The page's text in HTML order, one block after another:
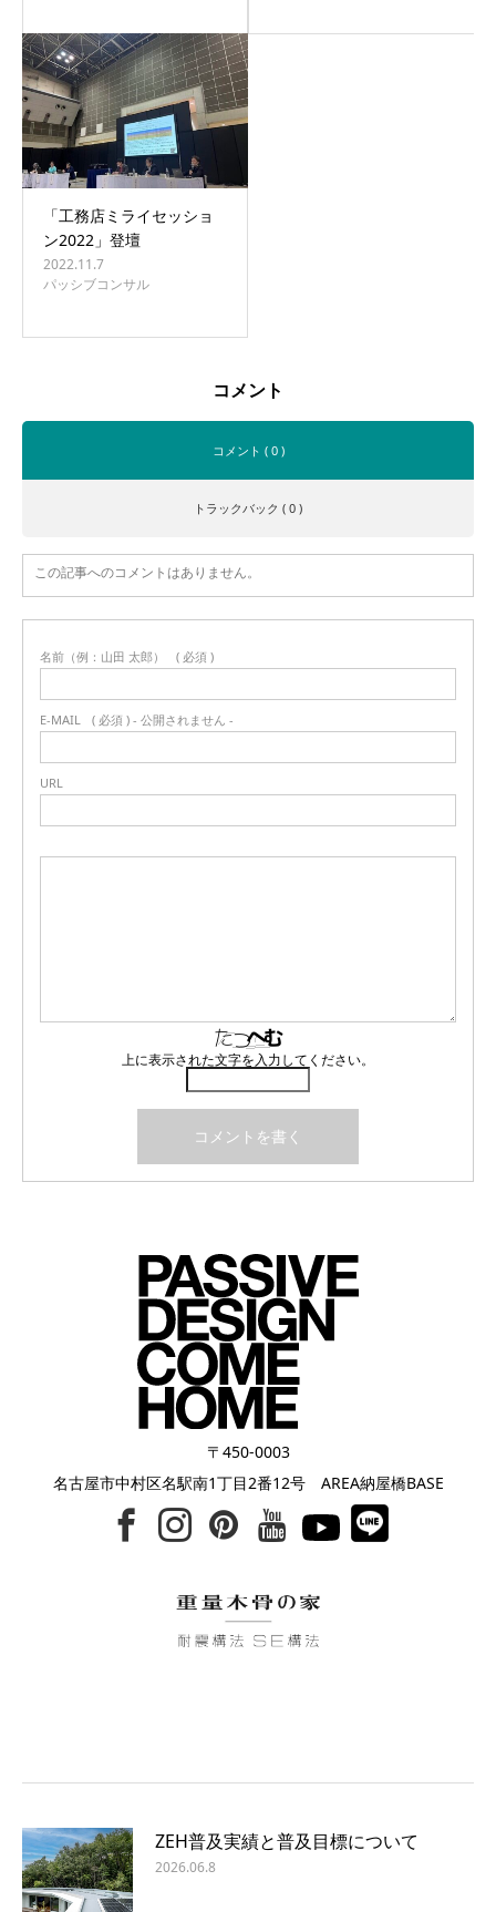
「工務店ミライセッショ
ン2022」登壇
2022.11.7
パッシブコンサル
コメント
コメント ( 0 )
トラックバック ( 0 )
この記事へのコメントはありません。
名前（例：山田 太郎） ( 必須 )
E-MAIL ( 必須 ) - 公開されません -
URL
上に表示された文字を入力してください。
〒450-0003
名古屋市中村区名駅南1丁目2番12号 AREA納屋橋BASE
ZEH普及実績と普及目標について
2026.06.8